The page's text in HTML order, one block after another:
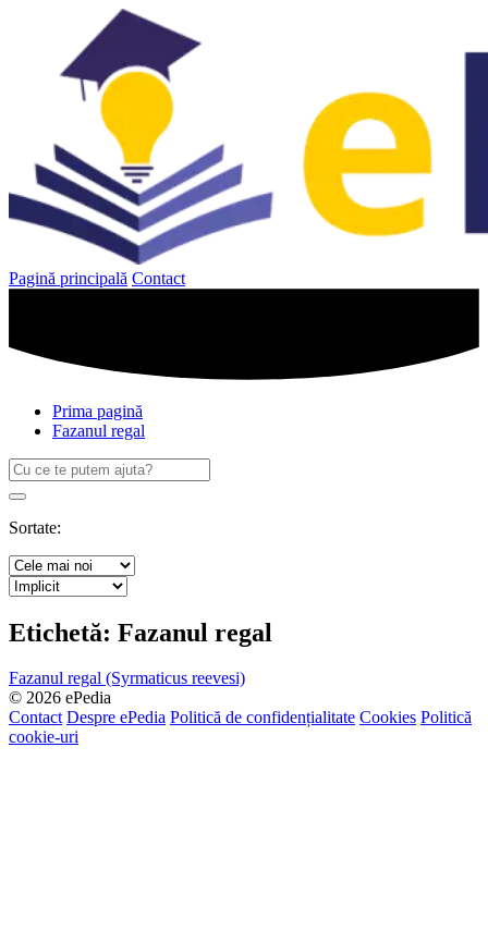
Pagină principală Contact
Prima pagină
Fazanul regal
Caută
după:
Search
Sortate:
Etichetă: Fazanul regal
Fazanul regal (Syrmaticus reevesi)
© 2026 ePedia
Contact Despre ePedia Politică de confidențialitate Cookies Politică
cookie-uri